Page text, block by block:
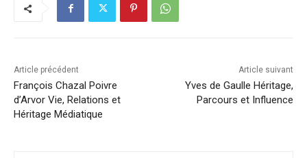
Article précédent
François Chazal Poivre
d’Arvor Vie, Relations et
Héritage Médiatique
Article suivant
Yves de Gaulle Héritage,
Parcours et Influence